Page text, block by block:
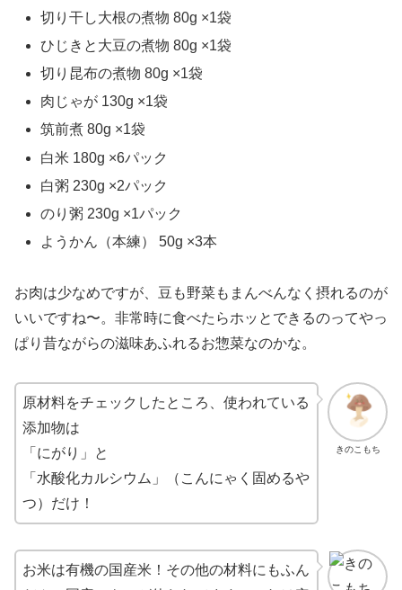
切り干し大根の煮物 80g ×1袋
ひじきと大豆の煮物 80g ×1袋
切り昆布の煮物 80g ×1袋
肉じゃが 130g ×1袋
筑前煮 80g ×1袋
白米 180g ×6パック
白粥 230g ×2パック
のり粥 230g ×1パック
ようかん（本練） 50g ×3本
お肉は少なめですが、豆も野菜もまんべんなく摂れるのが
いいですね〜。非常時に食べたらホッとできるのってやっ
ぱり昔ながらの滋味あふれるお惣菜なのかな。
きのこもち
原材料をチェックしたところ、使われている
添加物は
「にがり」と
「水酸化カルシウム」（こんにゃく固めるや
つ）だけ！
お米は有機の国産米！その他の材料にもふん